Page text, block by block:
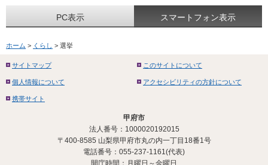
PC表示 スマートフォン表示
ホーム > くらし > 選挙
サイトマップ このサイトについて
個人情報について アクセシビリティの方針について
携帯サイト
甲府市
法人番号：1000020192015
〒400-8585 山梨県甲府市丸の内一丁目18番1号
電話番号：055-237-1161(代表)
開庁時間：月曜日～金曜日